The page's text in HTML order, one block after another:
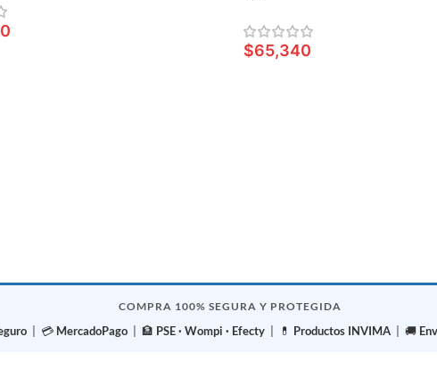
$65,340
COMPRA 100% SEGURA Y PROTEGIDA
| 💳 MercadoPago | 🏦 PSE · Wompi · Efecty | 💊 Productos INVIMA | 🚚